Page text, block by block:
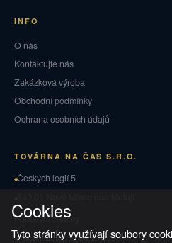
INFO
O nás
Kontaktujte nás
Zakázková výroba
Obchodní podmínky
Ochrana osobních údajů
TOVÁRNA NA ČAS S.R.O.
Českých legií 5
Puncovní značky
Vrácení zboží a reklamace
Cookies
Tyto stránky využívají soubory